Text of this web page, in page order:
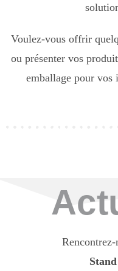
Voulez-vous offrir
ou présenter vos
emballage pour vos